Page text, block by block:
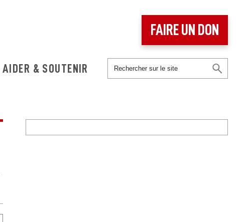
AIDER & SOUTENIR
FAIRE UN DON